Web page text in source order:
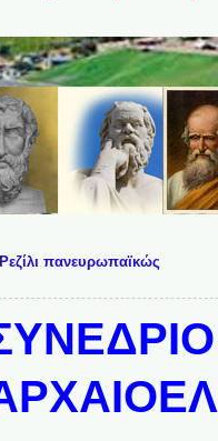
Ρεζίλι πανευρωπαϊκώς